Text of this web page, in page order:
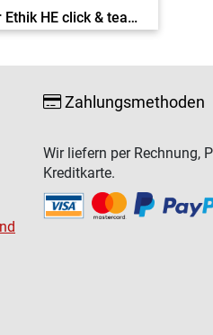
Abenteuer Ethik HE click & teach 1 - neu EL
Zahlungsmethoden
Wir liefern per Rechnung,
Kreditkarte.